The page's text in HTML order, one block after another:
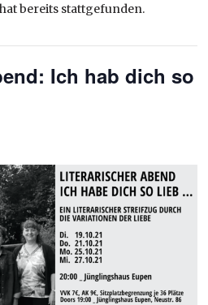
bereits stattgefunden.
Ich hab dich so